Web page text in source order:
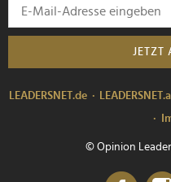
JETZT
LEADERSNET.de
© Opinion